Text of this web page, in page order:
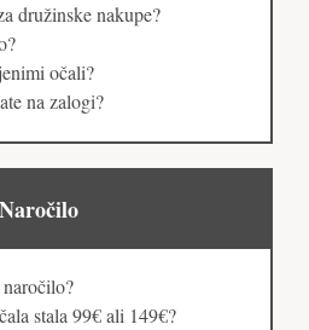
družinske nakupe?
očali?
na zalogi?
Naročilo
stala 99€ ali 149€?